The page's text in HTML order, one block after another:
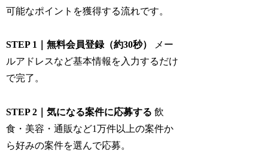
可能なポイントを獲得する流れです。
STEP 1｜無料会員登録（約30秒）
メー
ルアドレスなど基本情報を入力するだけ
で完了。
STEP 2｜気になる案件に応募する 飲
食・美容・通販など1万件以上の案件か
ら好みの案件を選んで応募。